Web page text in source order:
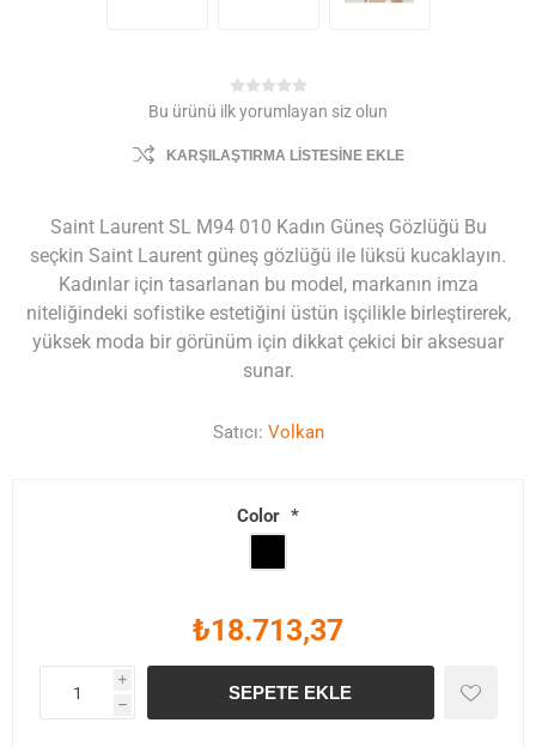
Bu ürünü ilk yorumlayan siz olun
KARŞILAŞTIRMA LISTESINE EKLE
Saint Laurent SL M94 010 Kadın Güneş Gözlüğü Bu
seçkin Saint Laurent güneş gözlüğü ile lüksü kucaklayın.
Kadınlar için tasarlanan bu model, markanın imza
niteliğindeki sofistike estetiğini üstün işçilikle birleştirerek,
yüksek moda bir görünüm için dikkat çekici bir aksesuar
sunar.
Satıcı: Volkan
Color *
₺18.713,37
i
h
SEPETE EKLE